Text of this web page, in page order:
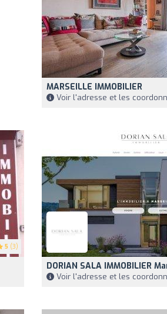
MARSEILLE IMMOBILIER
Voir l'adresse et les
5 (3)
DORIAN SALA IMMOBILIER
Voir l'adresse et les